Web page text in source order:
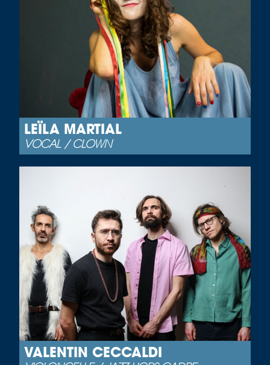
LEÏLA MARTIAL
VOCAL / CLOWN
VALENTIN CECCALDI